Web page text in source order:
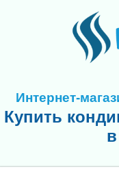
Интернет-
Купить